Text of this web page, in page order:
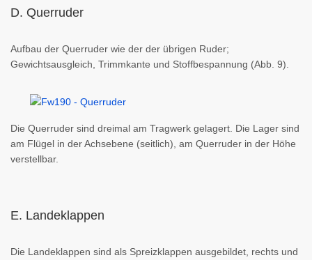
D. Querruder
Aufbau der Querruder wie der der übrigen Ruder;
Gewichtsausgleich, Trimmkante und Stoffbespannung (Abb. 9).
Die Querruder sind dreimal am Tragwerk gelagert. Die Lager sind
am Flügel in der Achsebene (seitlich), am Querruder in der Höhe
verstellbar.
E. Landeklappen
Die Landeklappen sind als Spreizklappen ausgebildet, rechts und